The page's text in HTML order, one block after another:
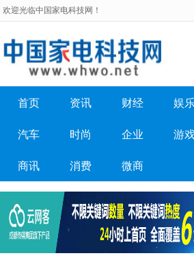
欢迎光临中国家电科技网！
首页 资讯 财经 娱
汽车 时尚 企业 游
商讯 消费 微商